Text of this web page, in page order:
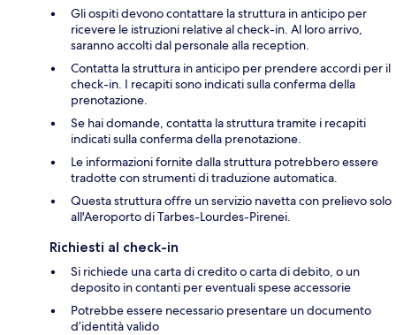
Gli ospiti devono contattare la struttura in anticipo per
ricevere le istruzioni relative al check-in. Al loro arrivo,
saranno accolti dal personale alla reception.
Contatta la struttura in anticipo per prendere accordi per il
check-in. I recapiti sono indicati sulla conferma della
prenotazione.
Se hai domande, contatta la struttura tramite i recapiti
indicati sulla conferma della prenotazione.
Le informazioni fornite dalla struttura potrebbero essere
tradotte con strumenti di traduzione automatica.
Questa struttura offre un servizio navetta con prelievo solo
all'Aeroporto di Tarbes-Lourdes-Pirenei.
Richiesti al check-in
Si richiede una carta di credito o carta di debito, o un
deposito in contanti per eventuali spese accessorie
Potrebbe essere necessario presentare un documento
d’identità valido